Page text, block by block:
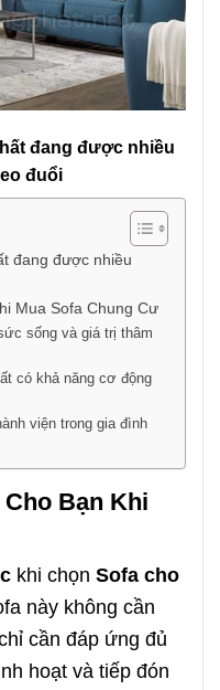
đang được nhiều
đuổi
đang được nhiều
Mua Sofa Chung Cư
sống và giá trị thâm
có khả năng cơ động
viện trong gia đình
Bạn Khi
khi chọn Sofa cho
này không cần
cần đáp ứng đủ
hoạt và tiếp đón